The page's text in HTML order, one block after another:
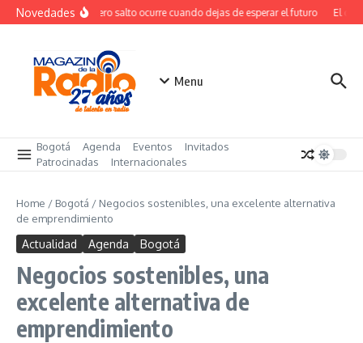
Saltar al contenido
NovedadesEl verdadero salto ocurre cuando dejas de esperar el futuro El
Menu
Bogotá Agenda Eventos
Invitados
Patrocinadas
Internacionales
Home / Bogotá / Negocios sostenibles, una excelente alternativa
de emprendimiento
Actualidad Agenda Bogotá
Negocios sostenibles, una
excelente alternativa de
emprendimiento